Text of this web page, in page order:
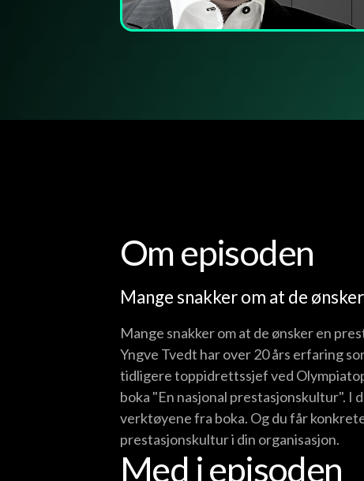
Om episoden
Mange snakker om at de
Mange snakker om at de ønsker en
Yngve Tvedt har over 20 års erfaring
tidligere toppidrettssjef ved
boka "En nasjonal prestasjonskultur". I
verktøyene fra boka. Og du får
prestasjonskultur i din organisasjon.
Med i episoden